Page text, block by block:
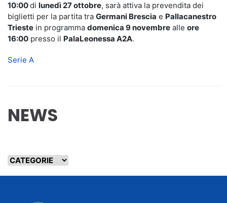
10:00di lunedì 27 ottobre, sarà attiva la prevendita dei
biglietti per la partita tra Germani Brescia e Pallacanestro
Trieste in programma domenica 9 novembre alle ore
16:00 presso il PalaLeonessa A2A.
Serie A
NEWS